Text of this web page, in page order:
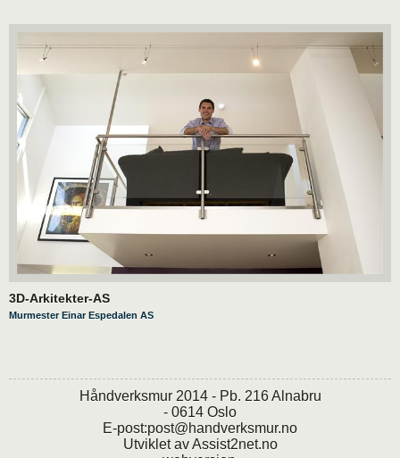
3D-Arkitekter-AS
Murmester Einar Espedalen AS
Håndverksmur 2014 - Pb. 216 Alnabru
- 0614 Oslo
E-post:post@handverksmur.no
Utviklet avAssist2net.no